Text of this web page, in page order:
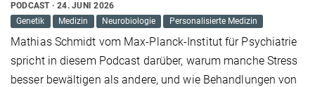
PODCAST
24. JUNI 2026
Genetik
Medizin Neurobiologie Personalisierte Medizin
Mathias Schmidt vom Max-Planck-Institut für Psychiatrie
spricht in diesem Podcast darüber, warum manche Stress
besser bewältigen als andere, und wie Behandlungen von